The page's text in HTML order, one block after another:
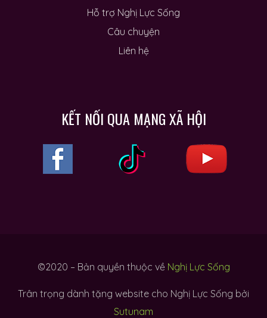
Hỗ trợ Nghị Lực Sống
Câu chuyện
Liên hệ
KẾT NỐI QUA MẠNG XÃ HỘI
©2020 – Bản quyền thuộc về Nghị Lực Sống
Trân trọng dành tặng website cho Nghị Lực Sống bởi
Sutunam